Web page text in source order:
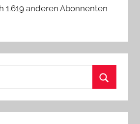
1.619 anderen Abonnenten